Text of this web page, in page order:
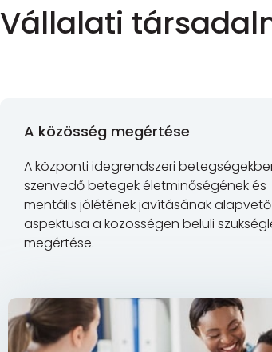
Vállalati
A közösség megértése
A központi idegrendszeri
szenvedő betegek életminőségének és
mentális jólétének javításának alapvető
aspektusa a közösségen belüli
megértése.